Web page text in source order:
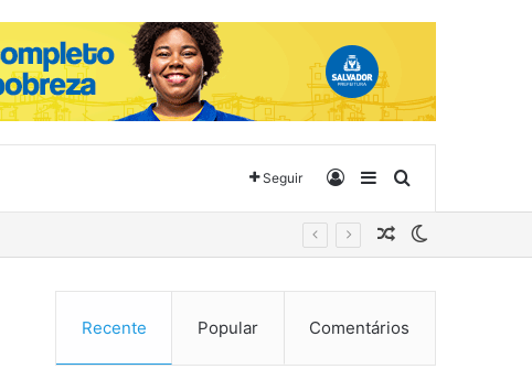
Seguir EntrarBarra Lateral
Procurar por
Artigo aleatório
Recente Popular Comentários